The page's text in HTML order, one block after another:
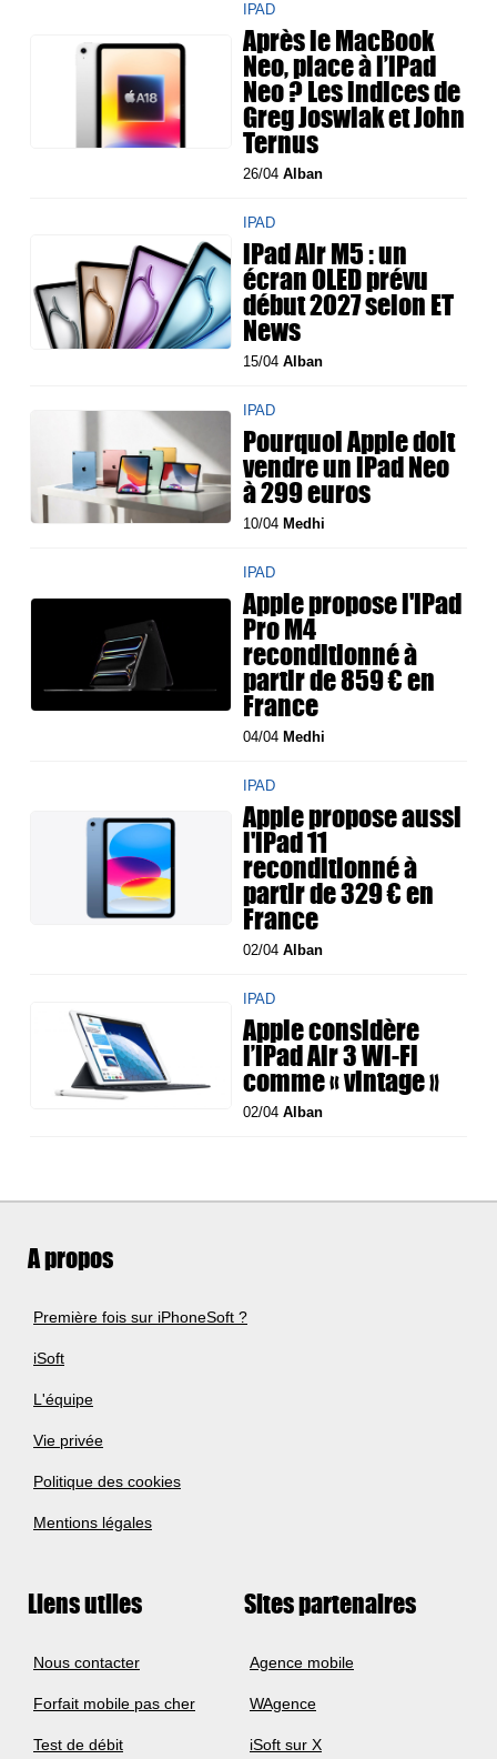
IPAD
Après le MacBook
Neo, place à l’iPad
Neo ? Les indices de
Greg Joswiak et John
Ternus
26/04Alban
IPAD
iPad Air M5 : un
écran OLED prévu
début 2027 selon ET
News
15/04Alban
IPAD
Pourquoi Apple doit
vendre un iPad Neo
à 299 euros
10/04 Medhi
IPAD
Apple propose l'iPad
Pro M4
reconditionné à
partir de 859 € en
France
04/04 Medhi
IPAD
Apple propose aussi
l'iPad 11
reconditionné à
partir de 329 € en
France
02/04Alban
IPAD
Apple considère
l’iPad Air 3 Wi-Fi
comme « vintage »
02/04Alban
A propos
Première fois sur iPhoneSoft ?
iSoft
L'équipe
Vie privée
Politique des cookies
Mentions légales
Liens utiles
Nous contacter
Forfait mobile pas cher
Test de débit
Sites partenaires
Agence mobile
WAgence
iSoft sur X